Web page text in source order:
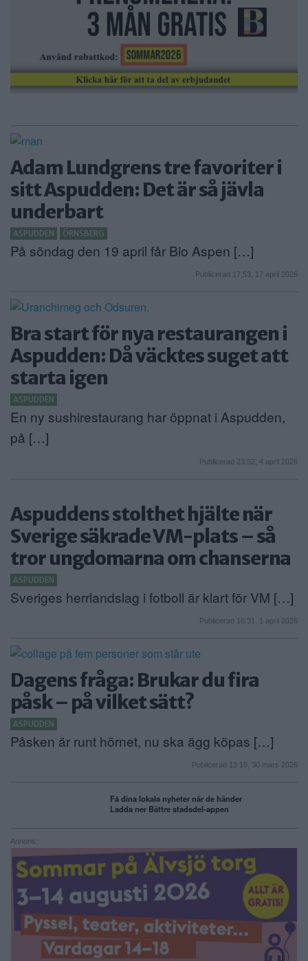
Adam Lundgrens tre favoriter i
sitt Aspudden: Det är så jävla
underbart
ASPUDDEN ÖRNSBERG
På söndag den 19 april får Bio Aspen […]
Publicerad 17:53, 17 april 2026
Bra start för nya restaurangen i
Aspudden: Då väcktes suget att
starta igen
ASPUDDEN
En ny sushirestaurang har öppnat i Aspudden,
på […]
Publicerad 23:52, 4 april 2026
Aspuddens stolthet hjälte när
Sverige säkrade VM-plats – så
tror ungdomarna om chanserna
ASPUDDEN
Sveriges herrlandslag i fotboll är klart för VM […]
Publicerad 16:31, 1 april 2026
Dagens fråga: Brukar du fira
påsk – på vilket sätt?
ASPUDDEN
Påsken är runt hörnet, nu ska ägg köpas […]
Publicerad 13:19, 30 mars 2026
Få dina lokala nyheter när de händer
Ladda ner Bättre stadsdel-appen
Annons: